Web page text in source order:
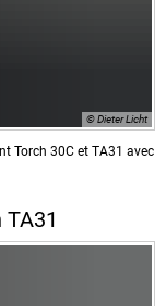
© Dieter Licht
Torch 30C et TA31 avec